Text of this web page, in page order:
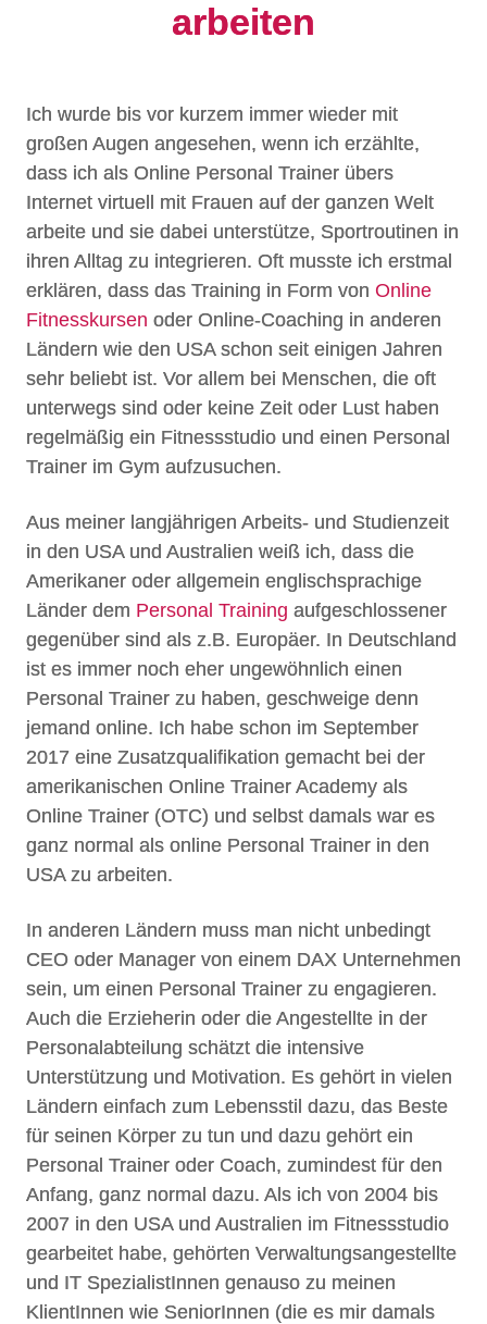
arbeiten
Ich wurde bis vor kurzem immer wieder mit
großen Augen angesehen, wenn ich erzählte,
dass ich als Online Personal Trainer übers
Internet virtuell mit Frauen auf der ganzen Welt
arbeite und sie dabei unterstütze, Sportroutinen in
ihren Alltag zu integrieren. Oft musste ich erstmal
erklären, dass das Training in Form von Online
Fitnesskursen oder Online-Coaching in anderen
Ländern wie den USA schon seit einigen Jahren
sehr beliebt ist. Vor allem bei Menschen, die oft
unterwegs sind oder keine Zeit oder Lust haben
regelmäßig ein Fitnessstudio und einen Personal
Trainer im Gym aufzusuchen.
Aus meiner langjährigen Arbeits- und Studienzeit
in den USA und Australien weiß ich, dass die
Amerikaner oder allgemein englischsprachige
Länder dem Personal Training aufgeschlossener
gegenüber sind als z.B. Europäer. In Deutschland
ist es immer noch eher ungewöhnlich einen
Personal Trainer zu haben, geschweige denn
jemand online. Ich habe schon im September
2017 eine Zusatzqualifikation gemacht bei der
amerikanischen Online Trainer Academy als
Online Trainer (OTC) und selbst damals war es
ganz normal als online Personal Trainer in den
USA zu arbeiten.
In anderen Ländern muss man nicht unbedingt
CEO oder Manager von einem DAX Unternehmen
sein, um einen Personal Trainer zu engagieren.
Auch die Erzieherin oder die Angestellte in der
Personalabteilung schätzt die intensive
Unterstützung und Motivation. Es gehört in vielen
Ländern einfach zum Lebensstil dazu, das Beste
für seinen Körper zu tun und dazu gehört ein
Personal Trainer oder Coach, zumindest für den
Anfang, ganz normal dazu. Als ich von 2004 bis
2007 in den USA und Australien im Fitnessstudio
gearbeitet habe, gehörten Verwaltungsangestellte
und IT SpezialistInnen genauso zu meinen
KlientInnen wie SeniorInnen (die es mir damals